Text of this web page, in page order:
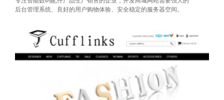
后台管理系统、良好的用户购物体验、安全稳定的服务器空间。